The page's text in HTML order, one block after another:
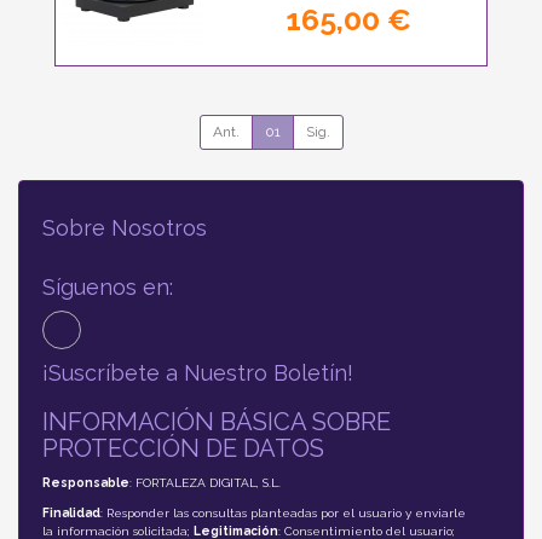
165,00 €
Ant. 01 Sig.
Sobre Nosotros
Síguenos en:
¡Suscríbete a Nuestro Boletín!
INFORMACIÓN BÁSICA SOBRE
PROTECCIÓN DE DATOS
Responsable: FORTALEZA DIGITAL, S.L.
Finalidad: Responder las consultas planteadas por el usuario y enviarle
la información solicitada; Legitimación: Consentimiento del usuario;